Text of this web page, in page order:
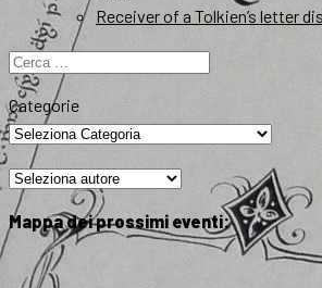
Receiver of a Tolkien’s letter
Ricerca
per:
Categorie
Mappa dei prossimi eventi: